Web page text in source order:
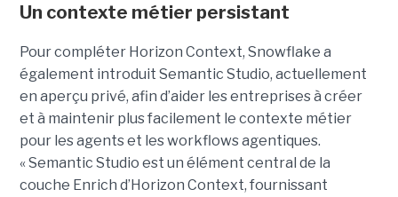
Un contexte métier persistant
Pour compléter Horizon Context, Snowflake a
également introduit Semantic Studio, actuellement
en aperçu privé, afin d’aider les entreprises à créer
et à maintenir plus facilement le contexte métier
pour les agents et les workflows agentiques.
« Semantic Studio est un élément central de la
couche Enrich d’Horizon Context, fournissant